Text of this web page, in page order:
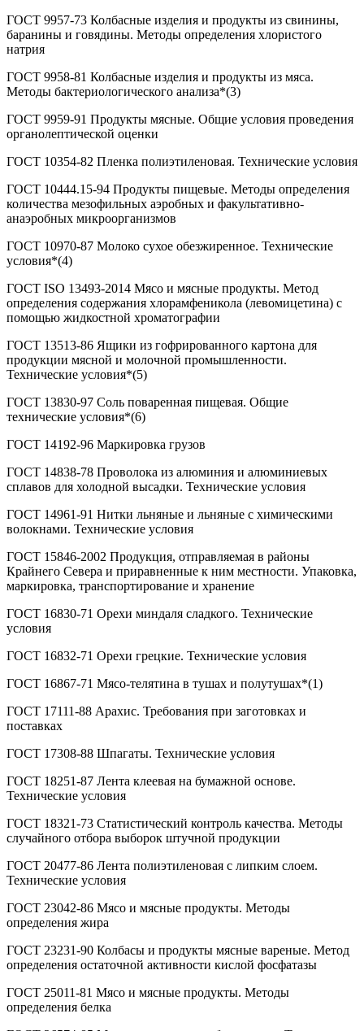
ГОСТ 9957-73 Колбасные изделия и продукты из свинины,
баранины и говядины. Методы определения хлористого
натрия
ГОСТ 9958-81 Колбасные изделия и продукты из мяса.
Методы бактериологического анализа*(3)
ГОСТ 9959-91 Продукты мясные. Общие условия проведения
органолептической оценки
ГОСТ 10354-82 Пленка полиэтиленовая. Технические условия
ГОСТ 10444.15-94 Продукты пищевые. Методы определения
количества мезофильных аэробных и факультативно-
анаэробных микроорганизмов
ГОСТ 10970-87 Молоко сухое обезжиренное. Технические
условия*(4)
ГОСТ ISO 13493-2014 Мясо и мясные продукты. Метод
определения содержания хлорамфеникола (левомицетина) с
помощью жидкостной хроматографии
ГОСТ 13513-86 Ящики из гофрированного картона для
продукции мясной и молочной промышленности.
Технические условия*(5)
ГОСТ 13830-97 Соль поваренная пищевая. Общие
технические условия*(6)
ГОСТ 14192-96 Маркировка грузов
ГОСТ 14838-78 Проволока из алюминия и алюминиевых
сплавов для холодной высадки. Технические условия
ГОСТ 14961-91 Нитки льняные и льняные с химическими
волокнами. Технические условия
ГОСТ 15846-2002 Продукция, отправляемая в районы
Крайнего Севера и приравненные к ним местности. Упаковка,
маркировка, транспортирование и хранение
ГОСТ 16830-71 Орехи миндаля сладкого. Технические
условия
ГОСТ 16832-71 Орехи грецкие. Технические условия
ГОСТ 16867-71 Мясо-телятина в тушах и полутушах*(1)
ГОСТ 17111-88 Арахис. Требования при заготовках и
поставках
ГОСТ 17308-88 Шпагаты. Технические условия
ГОСТ 18251-87 Лента клеевая на бумажной основе.
Технические условия
ГОСТ 18321-73 Статистический контроль качества. Методы
случайного отбора выборок штучной продукции
ГОСТ 20477-86 Лента полиэтиленовая с липким слоем.
Технические условия
ГОСТ 23042-86 Мясо и мясные продукты. Методы
определения жира
ГОСТ 23231-90 Колбасы и продукты мясные вареные. Метод
определения остаточной активности кислой фосфатазы
ГОСТ 25011-81 Мясо и мясные продукты. Методы
определения белка